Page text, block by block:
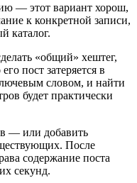
— этот вариант хорош,
к конкретной записи,
каталог.
«общий» хештег,
пост затеряется в
словом, и найти
будет практически
— или добавить
После
содержание поста
секунд.